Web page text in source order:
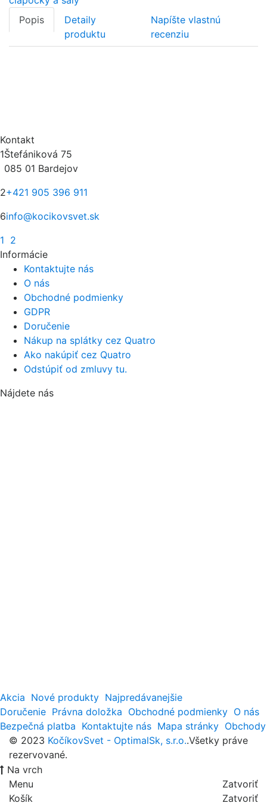
Popis
Detaily
produktu
Napíšte vlastnú
recenziu
Kontakt
1Štefániková 75
085 01 Bardejov
2+421 905 396 911
6info@kocikovsvet.sk
1 2
Informácie
Kontaktujte nás
O nás
Obchodné podmienky
GDPR
Doručenie
Nákup na splátky cez Quatro
Ako nakúpiť cez Quatro
Odstúpiť od zmluvy tu.
Nájdete nás
Akcia Nové produkty Najpredávanejšie
Doručenie Právna doložka Obchodné podmienky O nás
Bezpečná platba Kontaktujte nás Mapa stránky Obchody
© 2023 KočíkovSvet - OptimalSk, s.r.o..Všetky práve
rezervované.
Na vrch
Menu
Zatvoriť
Košík
Zatvoriť